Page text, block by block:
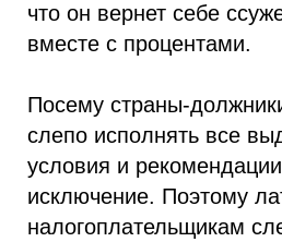
что он вернет себе
вместе с процентами.
Посему страны-
слепо исполнять все
условия и
исключение. Поэтому
налогоплательщикам